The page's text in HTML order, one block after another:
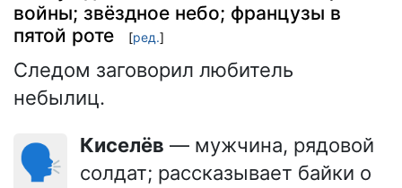
войны; звёздное небо; французы в
пятой роте
[ред.]
Следом заговорил любитель
небылиц.
🗣️ Киселёв — мужчина, рядовой
солдат; рассказывает байки о